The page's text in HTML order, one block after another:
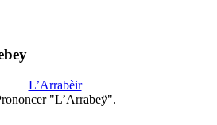
L’Arrabèir
"L’Arrabeÿ".